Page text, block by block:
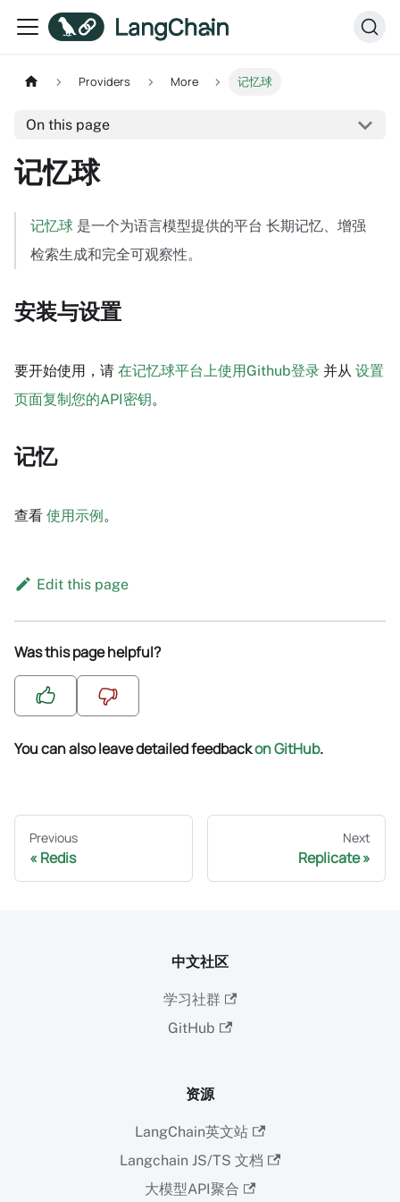
Providers More 记忆球
On this page
记忆球
记忆球 是一个为语言模型提供的平台 长期记忆、增强
检索生成和完全可观察性。
安装与设置
要开始使用，请 在记忆球平台上使用Github登录 并从 设置
页面复制您的API密钥。
记忆
查看 使用示例。
Edit this page
Was this page helpful?
You can also leave detailed feedbackon GitHub.
Previous
Redis
Next
Replicate
中文社区
学习社群
GitHub
资源
LangChain英文站
Langchain JS/TS 文档
大模型API聚合